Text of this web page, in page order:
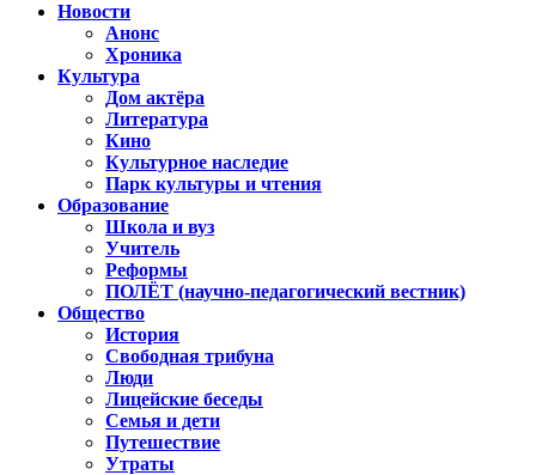
Новости
Анонс
Хроника
Культура
Дом актёра
Литература
Кино
Культурное наследие
Парк культуры и чтения
Образование
Школа и вуз
Учитель
Реформы
ПОЛЁТ (научно-педагогический вестник)
Общество
История
Свободная трибуна
Люди
Лицейские беседы
Семья и дети
Путешествие
Утраты